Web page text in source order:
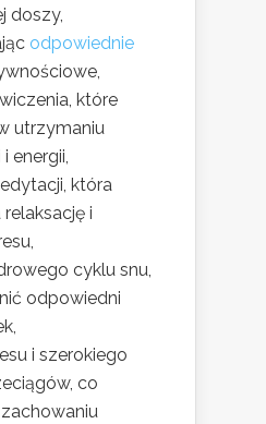
doszy,
odpowiednie
które
utrzymaniu
energii,
która
i
cyklu snu,
odpowiedni
i szerokiego
co